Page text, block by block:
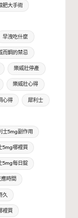
肥大手術
早洩吃什麼
而鋼的禁忌
樂威壯停產
樂威壯心得
心得 犀利士
士5mg副作用
5mg哪裡買
5mg每日錠
時間
久
裡買